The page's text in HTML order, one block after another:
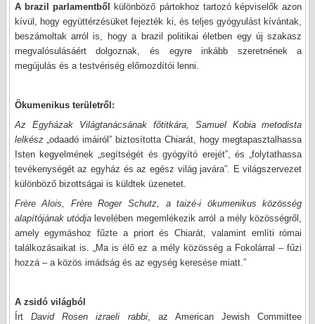
A brazil parlamentből különböző pártokhoz tartozó képviselők azon
kívül, hogy együttérzésüket fejezték ki, és teljes gyógyulást kívántak,
beszámoltak arról is, hogy a brazil politikai életben egy új szakasz
megvalósulásáért dolgoznak, és egyre inkább szeretnének a
megújulás és a testvériség előmozdítói lenni.
Ökumenikus területről:
Az Egyházak Világtanácsának főtitkára, Samuel Kobia metodista
lelkész „odaadó imáiról” biztosította Chiarát, hogy megtapasztalhassa
Isten kegyelmének „segítségét és gyógyító erejét”, és „folytathassa
tevékenységét az egyház és az egész világ javára”. E világszervezet
különböző bizottságai is küldtek üzenetet.
Frère Alois, Frère Roger Schutz, a taizé-i ökumenikus közösség
alapítójának utódjalevelében megemlékezik arról a mély közösségről,
amely egymáshoz fűzte a priort és Chiarát, valamint említi római
találkozásaikat is. „Ma is élő ez a mély közösség a Fokolárral – fűzi
hozzá – a közös imádság és az egység keresése miatt.”
A zsidó világból
Írt David Rosen izraeli rabbi, az American Jewish Committee